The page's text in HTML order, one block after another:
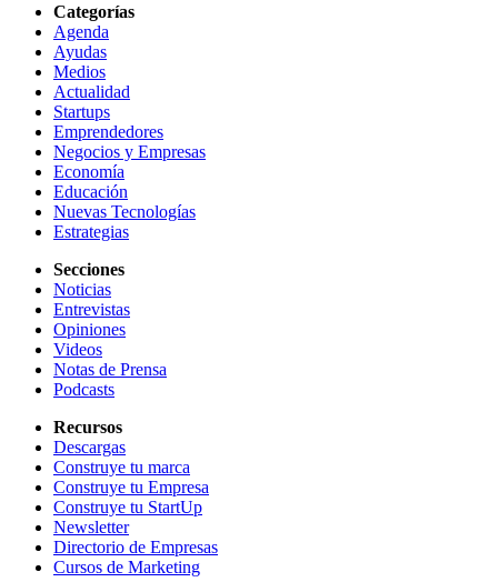
Categorías
Agenda
Ayudas
Medios
Actualidad
Startups
Emprendedores
Negocios y Empresas
Economía
Educación
Nuevas Tecnologías
Estrategias
Secciones
Noticias
Entrevistas
Opiniones
Videos
Notas de Prensa
Podcasts
Recursos
Descargas
Construye tu marca
Construye tu Empresa
Construye tu StartUp
Newsletter
Directorio de Empresas
Cursos de Marketing